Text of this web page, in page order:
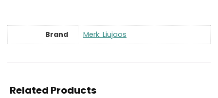
Brand Merk: Liujaos
Related Products